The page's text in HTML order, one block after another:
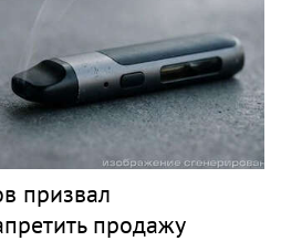
призвал
продажу